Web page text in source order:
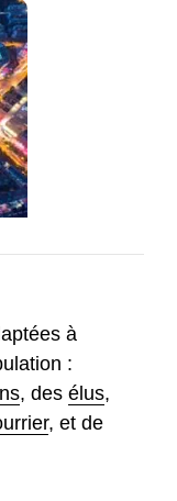
à
:
, des élus,
, et de